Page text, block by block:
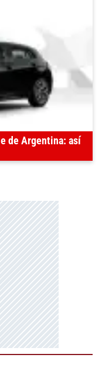
de Argentina: así